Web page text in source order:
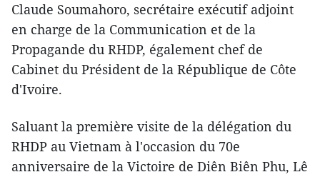
Claude Soumahoro, secrétaire exécutif adjoint
en charge de la Communication et de la
Propagande du RHDP, également chef de
Cabinet du Président de la République de Côte
d'Ivoire.
Saluant la première visite de la délégation du
RHDP au Vietnam à l'occasion du 70e
anniversaire de la Victoire de Diên Biên Phu, Lê